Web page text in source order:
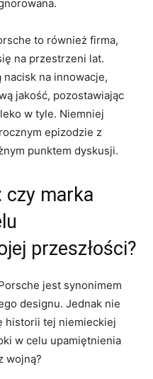
to również firma,
na⁤ przestrzeni lat.
nacisk na innowacje,
jakość, ​pozostawiając
w tyle. Niemniej
epizodzie z
punktem‌ dyskusji.
czy marka
przeszłości?
jest synonimem
designu. Jednak nie
historii tej niemieckiej
w celu upamiętnienia
wojną?